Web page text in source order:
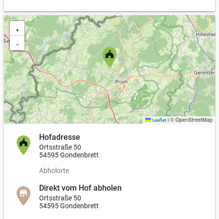
+
−
Leaflet © OpenStreetMap
Hofadresse
Ortsstraße 50
54595 Gondenbrett
Abholorte
Direkt vom Hof abholen
Ortsstraße 50
54595 Gondenbrett